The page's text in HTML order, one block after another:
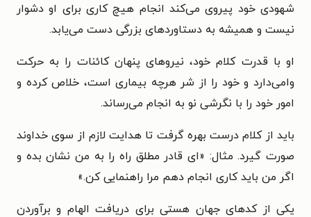
شهودی خود پیروی می‌کند انجام هیچ کاری برای او دشوار
نیست و همیشه به دستاوردهای بزرگی دست می‌یابد.
او با قدرت کلام خود، نیروهای پنهان کائنات را به حرکت
وا‌می‌دارد و خود را از شر هرچه بیماری است، خلاص کرده و
امور خود را با نگرشی نو به انجام می‌رساند.
باید از کلام درست بهره گرفت تا هدایت لازم از سوی خداوند
صورت گیرد. مثال: «ای قادر مطلق راه را به من نشان بده و
اگر من باید کاری انجام دهم مرا راهنمایی کن.»
یکی از کدهای جهان هستی برای دریافت الهام و برآوردن